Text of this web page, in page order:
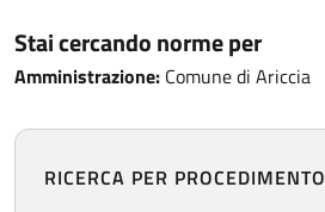
Stai cercando norme per
Amministrazione: Comune di Ariccia
RICERCA PER PROCEDIMENTO